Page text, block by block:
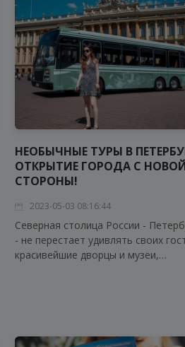
туров с вылетами из Петербурга.
НЕОБЫЧНЫЕ ТУРЫ В
ОТКРЫТИЕ ГОРОДА С
СТОРОНЫ!
2023-05-03 08:16:44
Северная столица России -
- не перестает удивлять своих
красивейшие дворцы и музеи,